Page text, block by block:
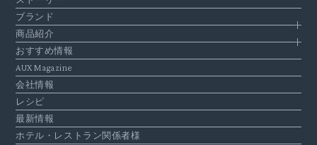
ブランド
商品紹介
おすすめ情報
AUX Magazine
会社情報
レシピ
最新情報
ホテル・レストラン関係者様